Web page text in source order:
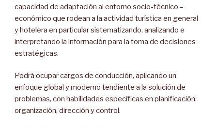
capacidad de adaptación al entorno socio-técnico –
económico que rodean a la actividad turística en general
y hotelera en particular sistematizando, analizando e
interpretando la información para la toma de decisiones
estratégicas.
Podrá ocupar cargos de conducción, aplicando un
enfoque global y moderno tendiente a la solución de
problemas, con habilidades específicas en planificación,
organización, dirección y control.